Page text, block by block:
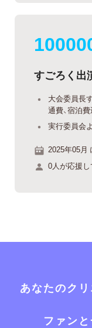
すごろく出
大会委員長
通費、宿泊
実行委員会
2025年05月
0人が応援し
あなたのク
ファン